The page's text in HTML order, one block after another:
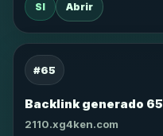
SI Abrir
#65
Backlink generado 65
2110.xg4ken.com